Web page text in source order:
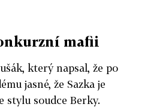
mafii
který napsal, že po
jasné, že Sazka je
stylu soudce Berky.